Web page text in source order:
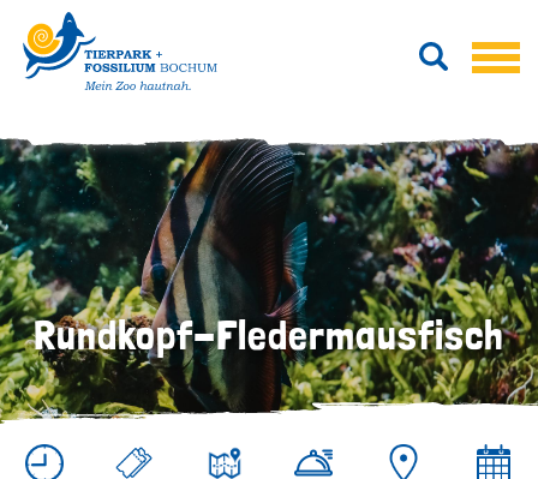
Rundkopf-Fledermausfisch